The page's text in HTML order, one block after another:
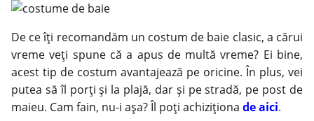
De ce îţi recomandăm un costum de baie clasic, a cărui
vreme veţi spune că a apus de multă vreme? Ei bine,
acest tip de costum avantajează pe oricine. În plus, vei
putea să îl porţi şi la plajă, dar şi pe stradă, pe post de
maieu. Cam fain, nu-i aşa? Îl poţi achiziţiona de aici.